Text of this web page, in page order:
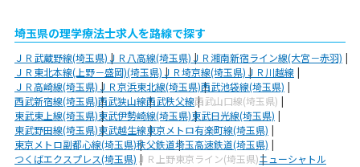
埼玉県の理学療法士求人を路線で探す
ＪＲ武蔵野線(埼玉県)ＪＲ八高線(埼玉県)ＪＲ湘南新宿ライン線(大宮－赤羽)
ＪＲ東北本線(上野－盛岡)(埼玉県)ＪＲ埼京線(埼玉県)ＪＲ川越線
ＪＲ高崎線(埼玉県)ＪＲ京浜東北線(埼玉県)西武池袋線(埼玉県)
西武新宿線(埼玉県)西武狭山線西武秩父線西武山口線(埼玉県)
東武東上線(埼玉県)東武伊勢崎線(埼玉県)東武日光線(埼玉県)
東武野田線(埼玉県)東武越生線東京メトロ有楽町線(埼玉県)
東京メトロ副都心線(埼玉県)秩父鉄道埼玉高速鉄道(埼玉県)
つくばエクスプレス(埼玉県) ＪＲ上野東京ライン(埼玉県)ニューシャトル